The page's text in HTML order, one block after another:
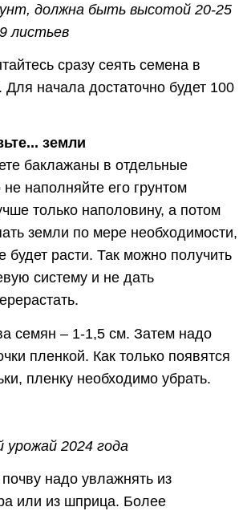
должна быть высотой 20-25
листьев
сразу сеять семена в
начала достаточно будет 100
земли
баклажаны в отдельные
не наполняйте его грунтом
только наполовину, а потом
земли по мере необходимости,
будет расти. Так можно получить
систему и не дать
семян – 1-1,5 см. Затем надо
пленкой. Как только появятся
пленку необходимо убрать.
урожай 2024 года
надо увлажнять из
или из шприца. Более